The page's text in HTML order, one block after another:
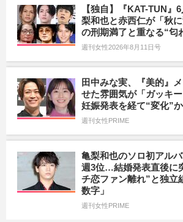
【独自】『KAT-TUN』
梨和也と赤西仁が「秋
の刑期満了と重なる“匂
週刊女性2026年8月11日号
田中みな実、『美的』
せた雰囲気が「ガッキ
妊娠発表を経て“変化”か
週刊女性PRIME
亀梨和也のソロ初アル
週3位…結婚発表直後に
チ恋ファン離れ”と独立
数字」
週刊女性PRIME